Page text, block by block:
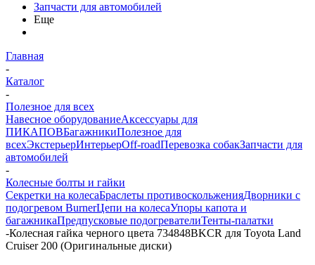
Запчасти для автомобилей
Еще
Главная
-
Каталог
-
Полезное для всех
Навесное оборудованиеАксессуары для
ПИКАПОВБагажникиПолезное для
всехЭкстерьерИнтерьерOff-roadПеревозка собакЗапчасти для
автомобилей
-
Колесные болты и гайки
Секретки на колесаБраслеты противоскольженияДворники с
подогревом BurnerЦепи на колесаУпоры капота и
багажникаПредпусковые подогревателиТенты-палатки
-Колесная гайка черного цвета 734848BKCR для Toyota Land
Cruiser 200 (Оригинальные диски)